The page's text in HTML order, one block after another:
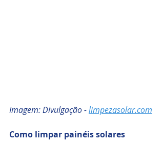
Imagem: Divulgação - limpezasolar.com
Como limpar painéis solares